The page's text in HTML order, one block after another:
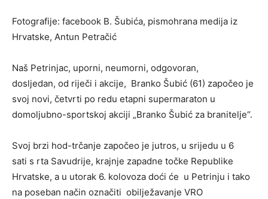
Fotografije: facebook B. Šubića, pismohrana medija iz
Hrvatske, Antun Petračić
Naš Petrinjac, uporni, neumorni, odgovoran,
dosljedan, od riječi i akcije, Branko Šubić (61) započeo je
svoj novi, četvrti po redu etapni supermaraton u
domoljubno-sportskoj akciji „Branko Šubić za branitelje“.
Svoj brzi hod-trčanje započeo je jutros, u srijedu u 6
sati s rta Savudrije, krajnje zapadne točke Republike
Hrvatske, a u utorak 6. kolovoza doći će u Petrinju i tako
na poseban način označiti obilježavanje VRO